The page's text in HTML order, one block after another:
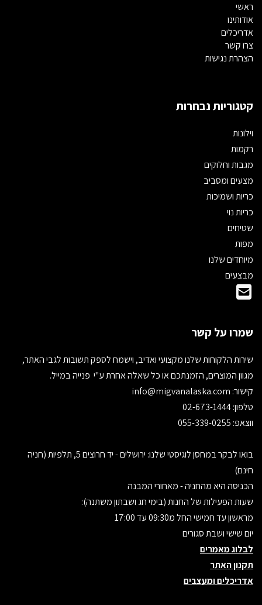
ראשי
אודותינו
אדריכלים
צרו קשר
הצהרת נגישות
קטגוריות נבחרות
וילונות
רקמות
מגבות וחלוקים
מצעים ומסביב
כריות ושמיכות
כריות נוי
שטיחים
מפות
מיוחדים שלנו
מבצעים
שמרו על קשר
שירות הלקוחות שלנו מקצועי ואדיב, וישמח לספק תשובות לגבי האתר,
מגוון המוצרים, הזמנתכם או כל שאלה אחרת ע"י פנייה במייל.
קישור:
טלפון: 02-673-1444
ווצאפ: 055-339-0255
בואו לבקר במחסן לוגיסטי שלנו: ירושלים - יד חרוצים 5, תלפיות (חניה
חינם)
הכניסה היא מהחניה - מאחורי המבנה
שעות הפעילות של החנות (בימי חג ושבתון משתנה):
מראשון עד חמישי החל מ09:30 עד 17:00
יום שישי ושבת סגורים
לבלוג מאמרים
תקנון האתר
אדריכלים ומעצבים